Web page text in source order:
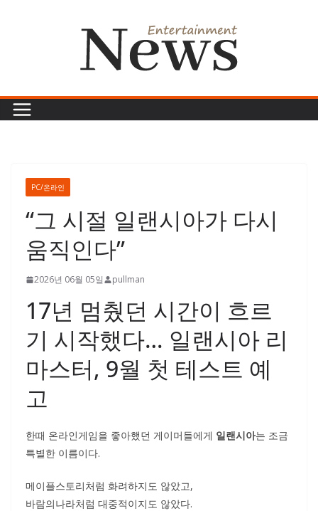
PC/온라인
“그 시절 일랜시아가 다시
움직인다”
2026년 06월 05일 pullman
17년 멈췄던 시간이 흐르
기 시작했다… 일랜시아 리
마스터, 9월 첫 테스트 예
고
한때 온라인게임을 좋아했던 게이머들에게 일랜시아는 조금
특별한 이름이다.
메이플스토리처럼 화려하지도 않았고,
바람의나라처럼 대중적이지도 않았다.